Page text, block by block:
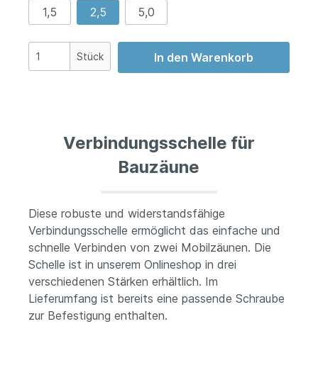
1,5
2,5 5,0
Stück In den Warenkorb
Verbindungsschelle für
Bauzäune
Diese robuste und widerstandsfähige
Verbindungsschelle ermöglicht das einfache und
schnelle Verbinden von zwei Mobilzäunen. Die
Schelle ist in unserem Onlineshop in drei
verschiedenen Stärken erhältlich. Im
Lieferumfang ist bereits eine passende Schraube
zur Befestigung enthalten.